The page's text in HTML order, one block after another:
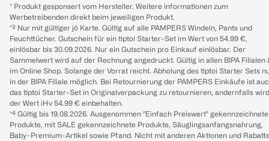
* Produkt gesponsert vom Hersteller. Weitere Informationen zum
Werbetreibenden direkt beim jeweiligen Produkt.
*³ Nur mit gültiger jö Karte. Gültig auf alle PAMPERS Windeln, Pants und
Feuchttücher. Gutschein für ein tiptoi Starter-Set im Wert von 54.99 €,
einlösbar bis 30.09.2026. Nur ein Gutschein pro Einkauf einlösbar. Der
Sammelwert wird auf der Rechnung angedruckt. Gültig in allen BIPA Filialen
im Online Shop. Solange der Vorrat reicht. Abholung des tiptoi Starter Sets
in der BIPA Filiale möglich. Bei Retournierung der PAMPERS Einkäufe ist
das tiptoi Starter-Set in Originalverpackung zu retournieren, andernfalls wird
der Wert iHv 54.99 € einbehalten.
*⁴ Gültig bis 19.08.2026. Ausgenommen "Einfach Preiswert" gekennzeichnete
Produkte, mit SALE gekennzeichnete Produkte, Säuglingsanfangsnahrung,
Baby-Premium-Artikel sowie Pfand. Nicht mit anderen Aktionen und